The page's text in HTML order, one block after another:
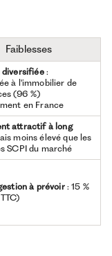
Faiblesses
diversifiée:
à l'immobilier de
(96 %)
en France
attractif à long
moins élevé que les
SCPI du marché
à prévoir: 15 %